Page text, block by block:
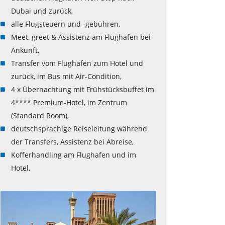
Dubai und zurück,
alle Flugsteuern und -gebühren,
Meet, greet & Assistenz am Flughafen bei
Ankunft,
Transfer vom Flughafen zum Hotel und
zurück, im Bus mit Air-Condition,
4 x Übernachtung mit Frühstücksbuffet im
4**** Premium-Hotel, im Zentrum
(Standard Room),
deutschsprachige Reiseleitung während
der Transfers, Assistenz bei Abreise,
Kofferhandling am Flughafen und im
Hotel,